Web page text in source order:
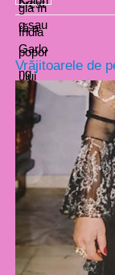
Vrăjitoarele de